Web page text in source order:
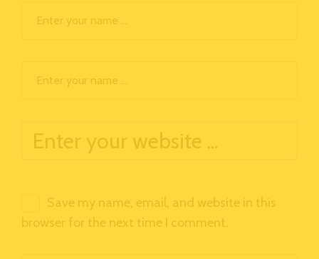
Save my name, email, and website in this
browser for the next time I comment.